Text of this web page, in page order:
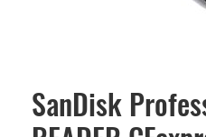
SanDisk
Skip